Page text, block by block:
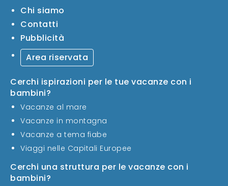
Chi siamo
Contatti
Pubblicità
Area riservata
Cerchi ispirazioni per le tue vacanze con i
bambini?
Vacanze al mare
Vacanze in montagna
Vacanze a tema fiabe
Viaggi nelle Capitali Europee
Cerchi una struttura per le vacanze con i
bambini?